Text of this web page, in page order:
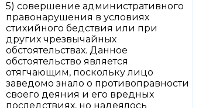
5) совершение административного
правонарушения в условиях
стихийного бедствия или при
других чрезвычайных
обстоятельствах. Данное
обстоятельство является
отягчающим, поскольку лицо
заведомо знало о противоправности
своего деяния и его вредных
последствиях, но надеялось